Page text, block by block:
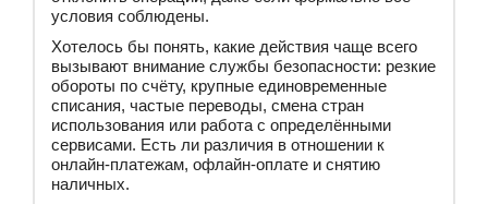
условия соблюдены.
Хотелось бы понять, какие действия чаще всего
вызывают внимание службы безопасности: резкие
обороты по счёту, крупные единовременные
списания, частые переводы, смена стран
использования или работа с определёнными
сервисами. Есть ли различия в отношении к
онлайн-платежам, офлайн-оплате и снятию
наличных.